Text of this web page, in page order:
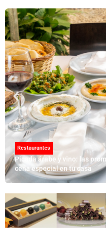
Restaurantes
Picada árabe y vino: las
cena especial en tu casa